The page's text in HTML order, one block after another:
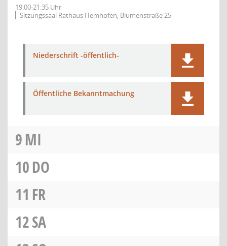
19:00-21:35 Uhr
Sitzungssaal Rathaus Hemhofen, Blumenstraße 25
Niederschrift -öffentlich-
Öffentliche Bekanntmachung
9MI
10DO
11 FR
12SA